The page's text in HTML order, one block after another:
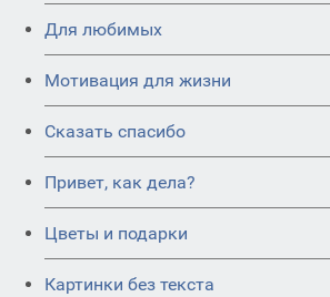
Для любимых
Мотивация для жизни
Сказать спасибо
Привет, как дела?
Цветы и подарки
Картинки без текста